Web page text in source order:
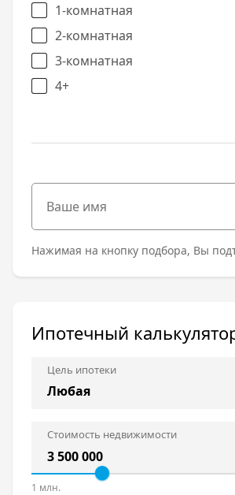
1-комнатная
2-комнатная
3-комнатная
4+
Нажимая на кнопку подбора, Вы
Ипотечный
Цель ипотеки
Стоимость недвижимости
1 млн.